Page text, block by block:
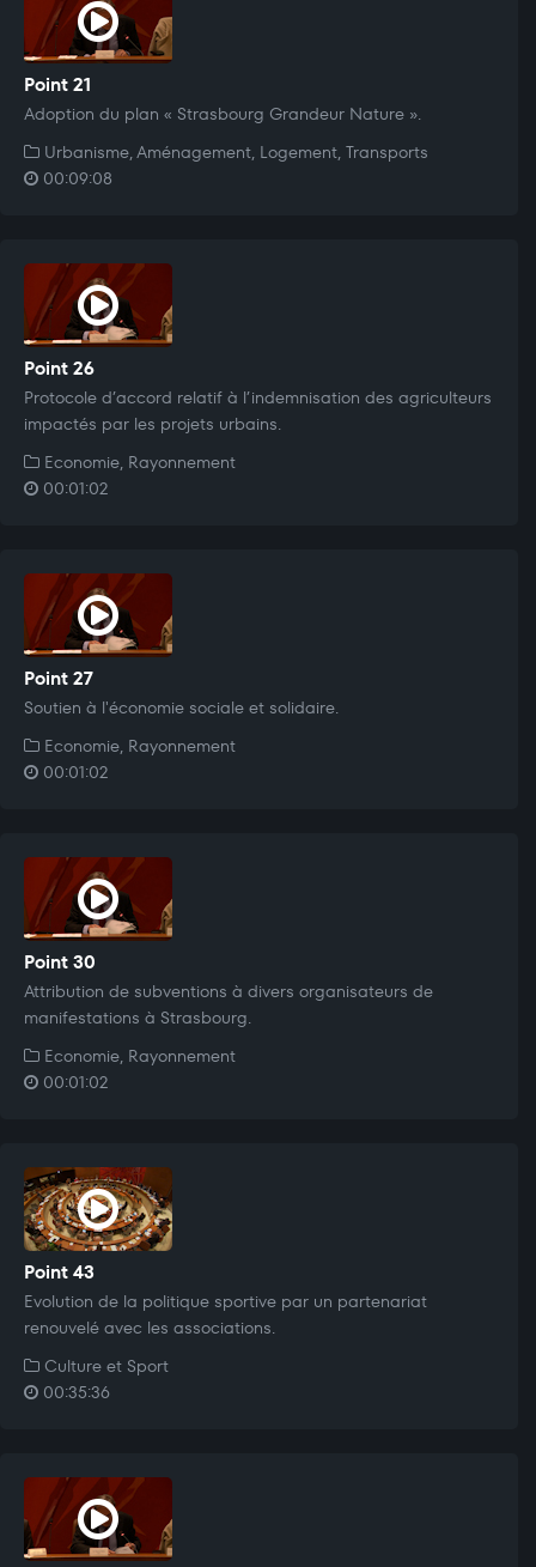
Point 21
Adoption du plan « Strasbourg Grandeur Nature ».
Urbanisme, Aménagement, Logement, Transports
00:09:08
Point 26
Protocole d’accord relatif à l’indemnisation des agriculteurs
impactés par les projets urbains.
Economie, Rayonnement
00:01:02
Point 27
Soutien à l'économie sociale et solidaire.
Economie, Rayonnement
00:01:02
Point 30
Attribution de subventions à divers organisateurs de
manifestations à Strasbourg.
Economie, Rayonnement
00:01:02
Point 43
Evolution de la politique sportive par un partenariat
renouvelé avec les associations.
Culture et Sport
00:35:36